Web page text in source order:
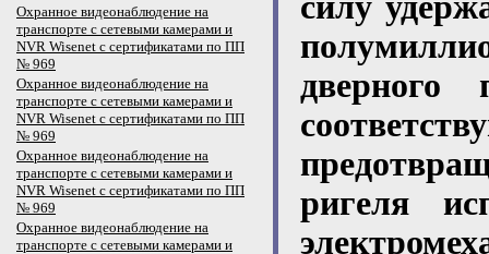
Охранное видеонаблюдение на
транспорте с сетевыми камерами и
NVR Wisenet с сертификатами по ПП
№ 969
Охранное видеонаблюдение на
транспорте с сетевыми камерами и
NVR Wisenet с сертификатами по ПП
№ 969
Охранное видеонаблюдение на
транспорте с сетевыми камерами и
NVR Wisenet с сертификатами по ПП
№ 969
Охранное видеонаблюдение на
транспорте с сетевыми камерами и
дверного
ригеля